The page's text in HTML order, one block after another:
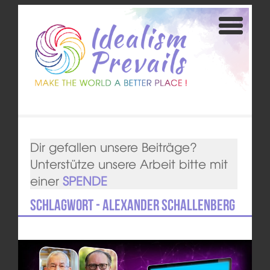
Dir gefallen unsere Beiträge?
Unterstütze unsere Arbeit bitte mit
einer SPENDE
Schlagwort - Alexander Schallenberg